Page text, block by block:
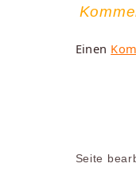
Einen
Seite